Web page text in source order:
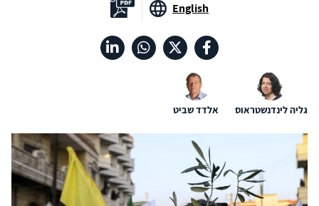
English
גליה לינדנשטראוס אלדד שביט